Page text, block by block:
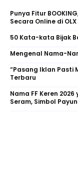
Punya Fitur
Secara Online di
50 Kata-kata Bijak
Mengenal Nama-
“Pasang Iklan Pasti
Terbaru
Nama FF Keren
Seram, Simbol